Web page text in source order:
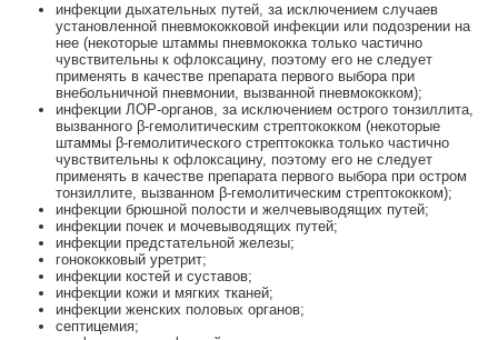
инфекции дыхательных путей, за исключением случаев
установленной пневмококковой инфекции или подозрении на
нее (некоторые штаммы пневмококка только частично
чувствительны к офлоксацину, поэтому его не следует
применять в качестве препарата первого выбора при
внебольничной пневмонии, вызванной пневмококком);
инфекции ЛОР-органов, за исключением острого тонзиллита,
вызванного β-гемолитическим стрептококком (некоторые
штаммы β-гемолитического стрептококка только частично
чувствительны к офлоксацину, поэтому его не следует
применять в качестве препарата первого выбора при остром
тонзиллите, вызванном β-гемолитическим стрептококком);
инфекции брюшной полости и желчевыводящих путей;
инфекции почек и мочевыводящих путей;
инфекции предстательной железы;
гонококковый уретрит;
инфекции костей и суставов;
инфекции кожи и мягких тканей;
инфекции женских половых органов;
септицемия;